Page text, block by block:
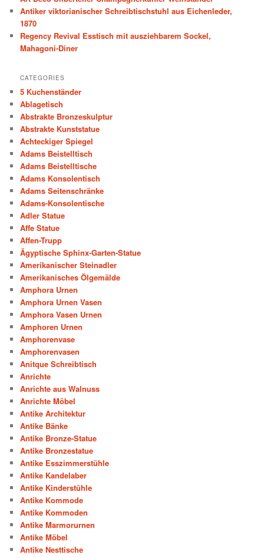
h
Antiker viktorianischer Schreibtischstuhl aus Eichenleder,
1870
Regency Revival Esstisch mit ausziehbarem Sockel,
Mahagoni-Diner
CATEGORIES
5 Kuchenständer
Ablagetisch
Abstrakte Bronzeskulptur
Abstrakte Kunststatue
Achteckiger Spiegel
Adams Beistelltisch
Adams Beistelltische
Adams Konsolentisch
Adams Seitenschränke
Adams-Konsolentische
Adler Statue
Affe Statue
Affen-Trupp
Ägyptische Sphinx-Garten-Statue
Amerikanischer Steinadler
Amerikanisches Ölgemälde
Amphora Urnen
Amphora Urnen Vasen
Amphora Vasen Urnen
Amphoren Urnen
Amphorenvase
Amphorenvasen
Anitque Schreibtisch
Anrichte
Anrichte aus Walnuss
Anrichte Möbel
Antike Architektur
Antike Bänke
Antike Bronze-Statue
Antike Bronzestatue
Antike Esszimmerstühle
Antike Kandelaber
Antike Kinderstühle
Antike Kommode
Antike Kommoden
Antike Marmorurnen
Antike Möbel
Antike Nesttische